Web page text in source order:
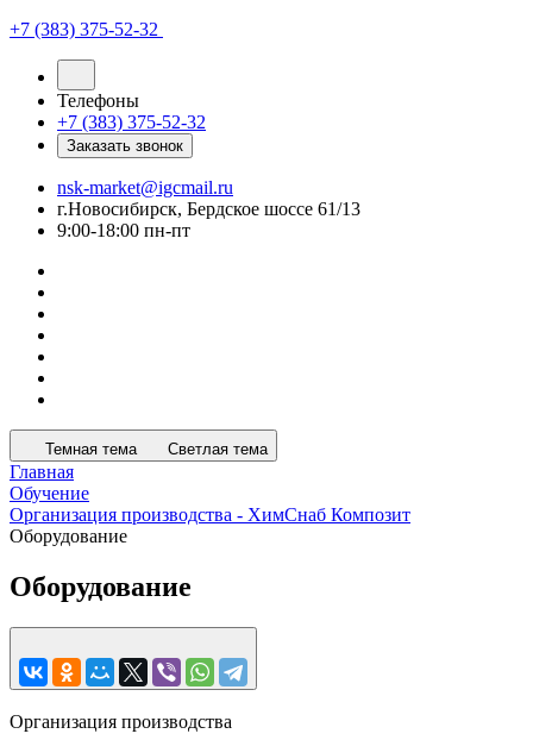
+7 (383) 375-52-32
Телефоны
+7 (383) 375-52-32
Заказать звонок
nsk-market@igcmail.ru
г.Новосибирск, Бердское шоссе 61/13
9:00-18:00 пн-пт
Темная тема Светлая тема
Главная
Обучение
Организация производства - ХимСнаб Композит
Оборудование
Оборудование
Организация производства